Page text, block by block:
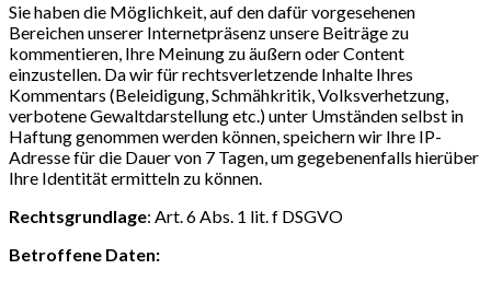
Sie haben die Möglichkeit, auf den dafür vorgesehenen
Bereichen unserer Internetpräsenz unsere Beiträge zu
kommentieren, Ihre Meinung zu äußern oder Content
einzustellen. Da wir für rechtsverletzende Inhalte Ihres
Kommentars (Beleidigung, Schmähkritik, Volksverhetzung,
verbotene Gewaltdarstellung etc.) unter Umständen selbst in
Haftung genommen werden können, speichern wir Ihre IP-
Adresse für die Dauer von 7 Tagen, um gegebenenfalls hierüber
Ihre Identität ermitteln zu können.
Rechtsgrundlage: Art. 6 Abs. 1 lit. f DSGVO
Betroffene Daten: